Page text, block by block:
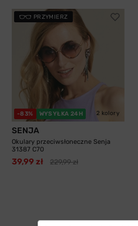
PRZYMIERZ
-83% WYSYŁKA 24H 2 kolory
SENJA
Okulary przeciwsłoneczne Senja
31387 C70
39,99 zł 229,99 zł